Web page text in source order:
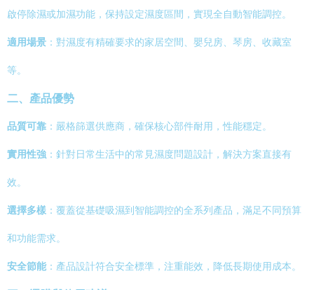
啟停除濕或加濕功能，保持設定濕度區間，實現全自動智能調控。
適用場景 ：對濕度有精確要求的家居空間、嬰兒房、琴房、收藏室
等。
二、產品優勢
品質可靠 ：嚴格篩選供應商，確保核心部件耐用，性能穩定。
實用性強 ：針對日常生活中的常見濕度問題設計，解決方案直接有
效。
選擇多樣 ：覆蓋從基礎吸濕到智能調控的全系列產品，滿足不同預算
和功能需求。
安全節能 ：產品設計符合安全標準，注重能效，降低長期使用成本。